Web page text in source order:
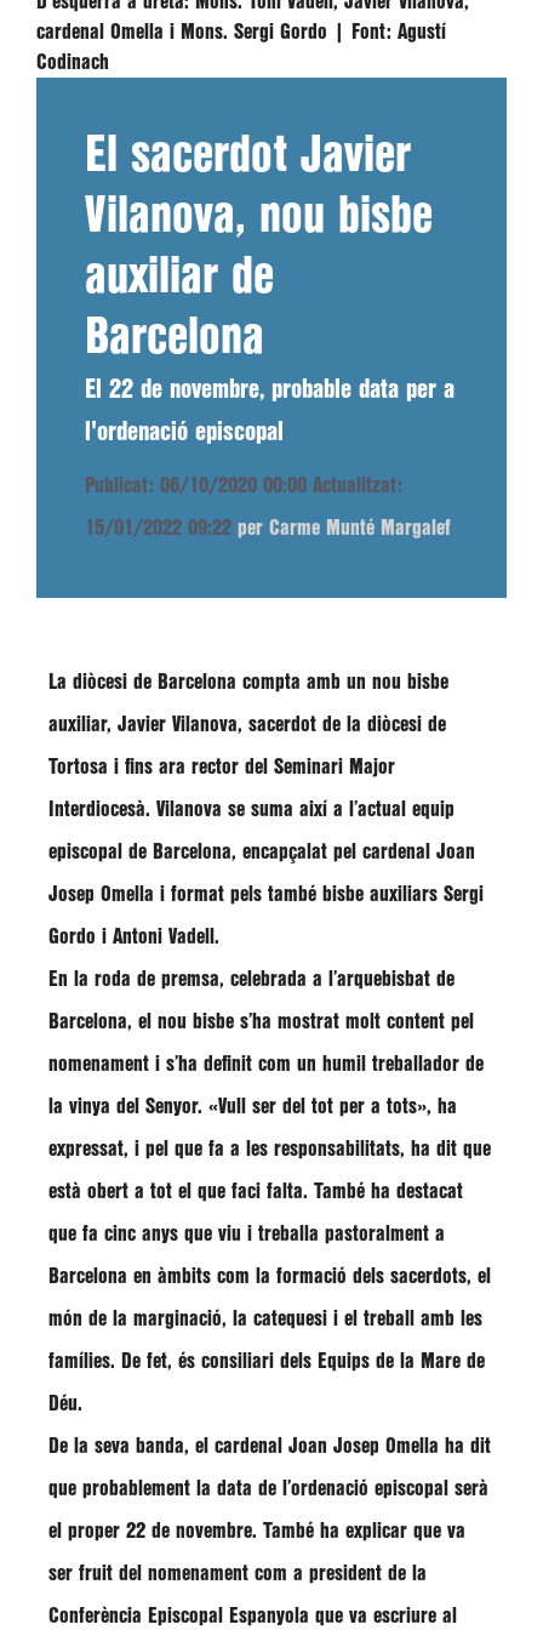
cardenal Omella i Mons. Sergi Gordo |
Font: Agustí
Codinach
El sacerdot Javier
Vilanova, nou bisbe
auxiliar de
Barcelona
El 22 de novembre, probable data per a
l'ordenació episcopal
Publicat: 06/10/2020 00:00 Actualitzat:
15/01/2022 09:22 per Carme Munté Margalef
La diòcesi de Barcelona compta amb un nou bisbe
auxiliar, Javier Vilanova, sacerdot de la diòcesi de
Tortosa i fins ara rector del Seminari Major
Interdiocesà. Vilanova se suma així a l’actual equip
episcopal de Barcelona, encapçalat pel cardenal Joan
Josep Omella i format pels també bisbe auxiliars Sergi
Gordo i Antoni Vadell .
En la roda de premsa, celebrada a l’arquebisbat de
Barcelona, el nou bisbe s’ha mostrat molt content pel
nomenament i s’ha definit com un humil treballador de
la vinya del Senyor. «Vull ser del tot per a tots», ha
expressat, i pel que fa a les responsabilitats, ha dit que
està obert a tot el que faci falta. També ha destacat
que fa cinc anys que viu i treballa pastoralment a
Barcelona en àmbits com la formació dels sacerdots, el
món de la marginació, la catequesi i el treball amb les
famílies. De fet, és consiliari dels Equips de la Mare de
Déu.
De la seva banda, el cardenal Joan Josep Omella ha dit
que probablement la data de l’ordenació episcopal serà
el proper 22 de novembre. També ha explicar que va
ser fruit del nomenament com a president de la
Conferència Episcopal Espanyola que va escriure al